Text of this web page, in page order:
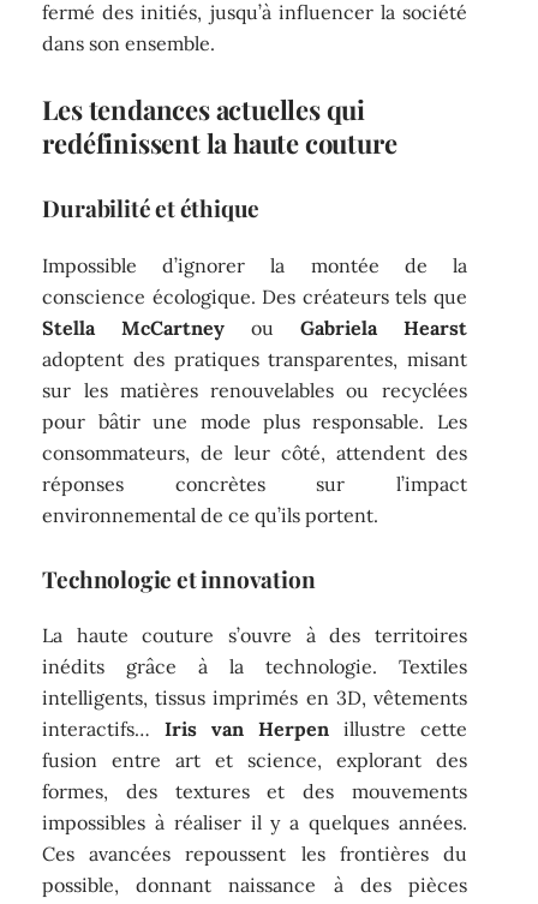
fermé des initiés, jusqu’à influencer la société
dans son ensemble.
Les tendances actuelles qui
redéfinissent la haute couture
Durabilité et éthique
Impossible d’ignorer la montée de la
conscience écologique. Des créateurs tels que
Stella McCartney ou Gabriela Hearst
adoptent des pratiques transparentes, misant
sur les matières renouvelables ou recyclées
pour bâtir une mode plus responsable. Les
consommateurs, de leur côté, attendent des
réponses concrètes sur l’impact
environnemental de ce qu’ils portent.
Technologie et innovation
La haute couture s’ouvre à des territoires
inédits grâce à la technologie. Textiles
intelligents, tissus imprimés en 3D, vêtements
interactifs…Iris van Herpenillustre cette
fusion entre art et science, explorant des
formes, des textures et des mouvements
impossibles à réaliser il y a quelques années.
Ces avancées repoussent les frontières du
possible, donnant naissance à des pièces